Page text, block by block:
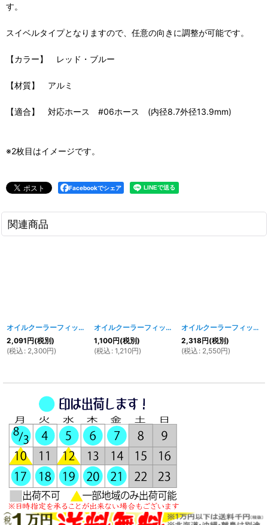
す。
スイベルタイプとなりますので、任意の向きに調整が可能です。
【カラー】 レッド・ブルー
【材質】 アルミ
【適合】 対応ホース #06ホース (内径8.7外径13.9mm)
※2枚目はイメージです。
Facebookでシェア
関連商品
オイルクーラーフィッティング 45度ベントチューブ #6 [1126w]
2,091円(税別)
(税込 : 2,300円)
オイルクーラーフィッティング ストレートフィッティング #6
1,100円(税別)
(税込 : 1,210円)
オイルクーラーフィッティング ９０度ベントチューブフィッティング #6
2,318円(税別)
(税込 : 2,550円)